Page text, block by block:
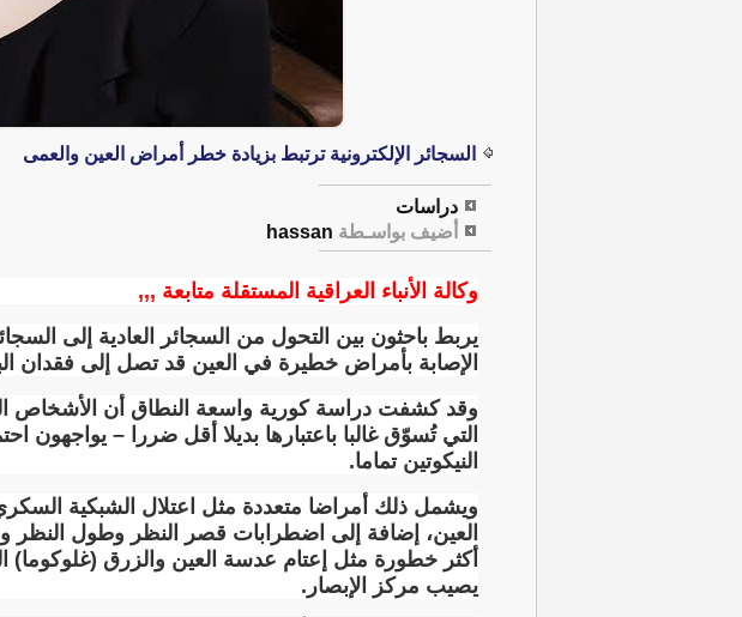
السجائر الإلكترونية ترتبط بزيادة خطر أمراض العين والعمى
دراسات
أضيف بواسـطة hassan
وكالة الأنباء العراقية المستقلة متابعة ,,,
يربط باحثون بين التحول من السجائر العادية إلى
الإصابة بأمراض خطيرة في العين قد تصل إلى فقدان
وقد كشفت دراسة كورية واسعة النطاق أن الأشخاص الذين
التي تُسوّق غالبا باعتبارها بديلا أقل ضررا –
النيكوتين تماما.
ويشمل ذلك أمراضا متعددة مثل اعتلال الشبكية
العين، إضافة إلى اضطرابات قصر النظر وطول النظر
أكثر خطورة مثل إعتام عدسة العين والزرق (غلوكوما)
يصيب مركز الإبصار .